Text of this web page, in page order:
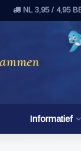
NL 3,95 / 4,95
Informatief